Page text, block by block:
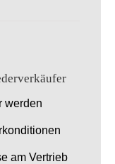
werden
am Vertrieb